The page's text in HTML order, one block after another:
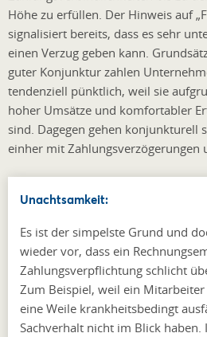
Höhe zu erfüllen. Der Hinweis auf
signalisiert bereits, dass es sehr
einen Verzug geben kann.
guter Konjunktur zahlen
tendenziell pünktlich, weil sie
hoher Umsätze und komfortabler
sind. Dagegen gehen konjunkturell
einher mit Zahlungsverzögerungen
Unachtsamkeit:
Es ist der simpelste Grund und
wieder vor, dass ein
Zahlungsverpflichtung schlicht
Zum Beispiel, weil ein
eine Weile krankheitsbedingt
Sachverhalt nicht im Blick haben.